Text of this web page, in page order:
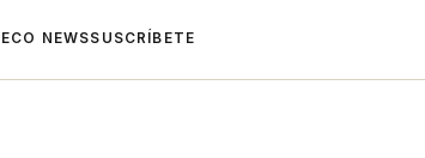
ECO NEWSSUSCRÍBETE